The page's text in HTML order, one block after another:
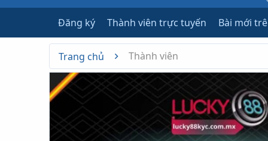
Đăng ký Thành viên trực tuyến Bài mới
Trang chủ Thành viên